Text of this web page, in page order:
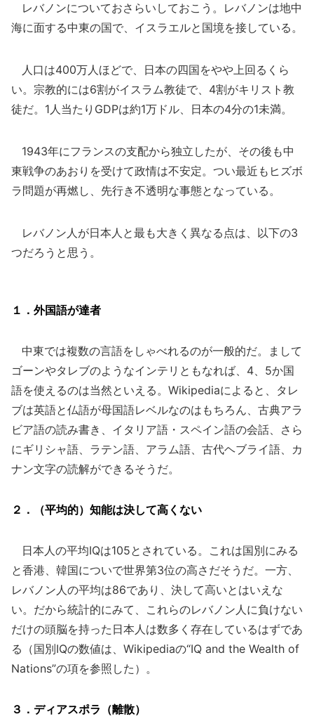
レバノンについておさらいしておこう。レバノンは地中
海に面する中東の国で、イスラエルと国境を接している。
人口は400万人ほどで、日本の四国をやや上回るくら
い。宗教的には6割がイスラム教徒で、4割がキリスト教
徒だ。1人当たりGDPは約1万ドル、日本の4分の1未満。
1943年にフランスの支配から独立したが、その後も中
東戦争のあおりを受けて政情は不安定。つい最近もヒズボ
ラ問題が再燃し、先行き不透明な事態となっている。
レバノン人が日本人と最も大きく異なる点は、以下の3
つだろうと思う。
１．外国語が達者
中東では複数の言語をしゃべれるのが一般的だ。まして
ゴーンやタレブのようなインテリともなれば、4、5か国
語を使えるのは当然といえる。Wikipediaによると、タレ
ブは英語と仏語が母国語レベルなのはもちろん、古典アラ
ビア語の読み書き、イタリア語・スペイン語の会話、さら
にギリシャ語、ラテン語、アラム語、古代ヘブライ語、カ
ナン文字の読解ができるそうだ。
２．（平均的）知能は決して高くない
日本人の平均IQは105とされている。これは国別にみる
と香港、韓国についで世界第3位の高さだそうだ。一方、
レバノン人の平均は86であり、決して高いとはいえな
い。だから統計的にみて、これらのレバノン人に負けない
だけの頭脳を持った日本人は数多く存在しているはずであ
る（国別IQの数値は、Wikipediaの“IQ and the Wealth of
Nations”の項を参照した）。
３．ディアスポラ（離散）